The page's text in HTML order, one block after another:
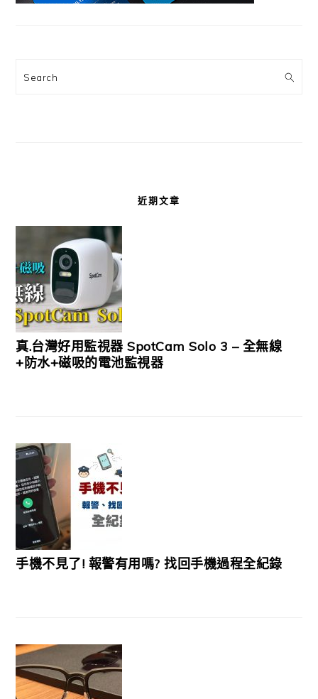
Search
近期文章
真.台灣好用監視器 SpotCam Solo 3 – 全無線
+防水+磁吸的電池監視器
手機不見了! 報警有用嗎? 找回手機過程全紀錄